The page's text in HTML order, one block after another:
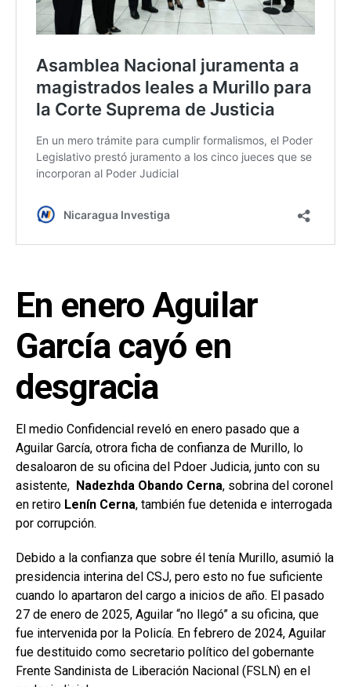
En enero Aguilar
García cayó en
desgracia
El medio Confidencial reveló en enero pasado que a
Aguilar García, otrora ficha de confianza de Murillo, lo
desaloaron de su oficina del Pdoer Judicia, junto con su
asistente, Nadezhda Obando Cerna, sobrina del coronel
en retiro Lenín Cerna, también fue detenida e interrogada
por corrupción.
Debido a la confianza que sobre él tenía Murillo, asumió la
presidencia interina del CSJ, pero esto no fue suficiente
cuando lo apartaron del cargo a inicios de año. El pasado
27 de enero de 2025, Aguilar “no llegó” a su oficina, que
fue intervenida por la Policía. En febrero de 2024, Aguilar
fue destituido como secretario político del gobernante
Frente Sandinista de Liberación Nacional (FSLN) en el